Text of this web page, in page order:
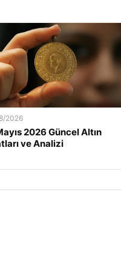
2026
2026 Güncel Altın
ve Analizi